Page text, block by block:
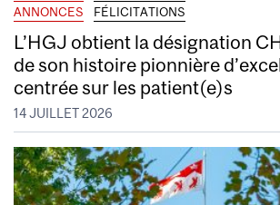
ANNONCES FÉLICITATIONS
L’HGJ obtient la désignation
de son histoire pionnière
centrée sur les patient(e)s
14 JUILLET 2026